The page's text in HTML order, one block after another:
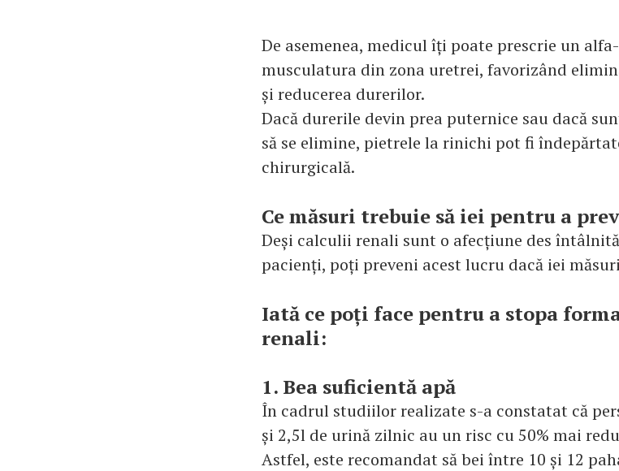
De asemenea, medicul îți poate prescrie un
musculatura din zona uretrei, favorizând
și reducerea durerilor.
Dacă durerile devin prea puternice sau dacă
să se elimine, pietrele la rinichi pot fi
chirurgicală.
Ce măsuri trebuie să iei pentru a
Deși calculii renali sunt o afecțiune des
pacienți, poți preveni acest lucru dacă iei
Iată ce poți face pentru a stopa
renali:
1. Bea suficientă apă
În cadrul studiilor realizate s-a constatat că
și 2,5l de urină zilnic au un risc cu 50% mai
Astfel, este recomandat să bei între 10 și 12